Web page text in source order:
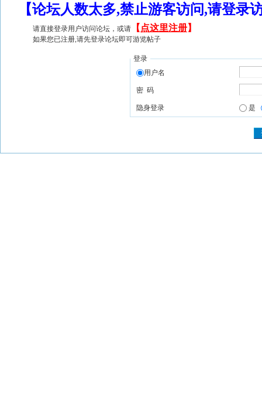
【论坛人数太多,禁止游客访问,请登
请直接登录用户访问论坛，或请 【 点这里注册】
如果您已注册,请先登录论坛即可游览帖子
登录
用户名
密 码
隐身登录 是